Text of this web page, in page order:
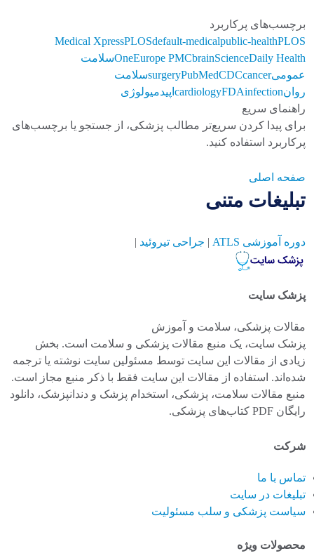
برچسب‌های پرکاربرد
Medical XpressPLOSdefault-medicalpublic-healthPLOS
OneEurope PMCbrainScienceDaily Health
سلامت
عمومی
surgeryPubMedCDCcancer
سلامت
روان
cardiologyFDAinfection
اپیدمیولوژی
راهنمای سریع
برای پیدا کردن سریع‌تر مطالب پزشکی، از جستجو یا برچسب‌های
پرکاربرد استفاده کنید.
صفحه اصلی
تبلیغات متنی
دوره آموزشی ATLS | جراحی تیروئید |
پزشک سایت
مقالات پزشکی، سلامت و آموزش
پزشک سایت، یک منبع مقالات پزشکی و سلامت است. بخش
زیادی از مقالات این سایت توسط مسئولین سایت نوشته یا ترجمه
شده‌اند. استفاده از مقالات این سایت فقط با ذکر منبع مجاز است.
منبع مقالات سلامت، پزشکی، استخدام پزشک و دندانپزشک، دانلود
رایگان PDF کتاب‌های پزشکی.
شرکت
تماس با ما
تبلیغات در سایت
سیاست پزشکی و سلب مسئولیت
محصولات ویژه